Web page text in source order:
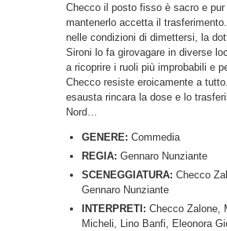
Checco il posto fisso è sacro e pur
mantenerlo accetta il
nelle condizioni di dimettersi, la
Sironi lo fa girovagare in diverse
a ricoprire i ruoli più improbabili e
Checco resiste eroicamente a
esausta rincara la dose e lo
Nord…
GENERE: Commedia
REGIA: Gennaro Nunziante
SCENEGGIATURA: Checco
Gennaro Nunziante
INTERPRETI: Checco Zalone,
Micheli, Lino Banfi, Eleonora